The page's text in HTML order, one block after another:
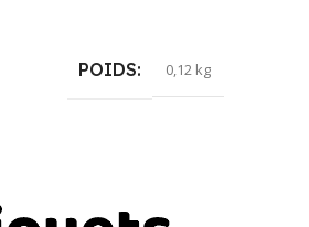
POIDS 0,12 kg